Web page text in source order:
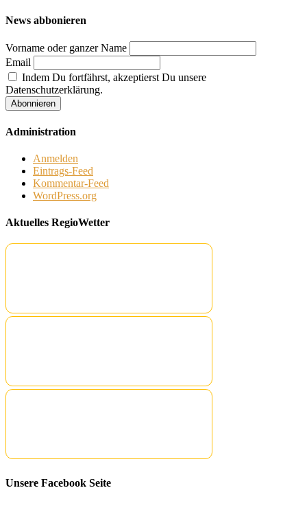
News abbonieren
Vorname oder ganzer Name
Email
Indem Du fortfährst, akzeptierst Du unsere
Datenschutzerklärung.
Administration
Anmelden
Eintrags-Feed
Kommentar-Feed
WordPress.org
Aktuelles RegioWetter
Unsere Facebook Seite